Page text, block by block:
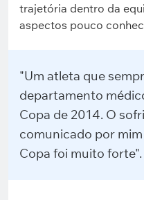
trajetória dentro da
aspectos pouco
"Um atleta que
departamento
Copa de 2014. O
comunicado por
Copa foi muito forte".